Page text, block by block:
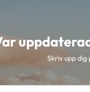
Skriv upp